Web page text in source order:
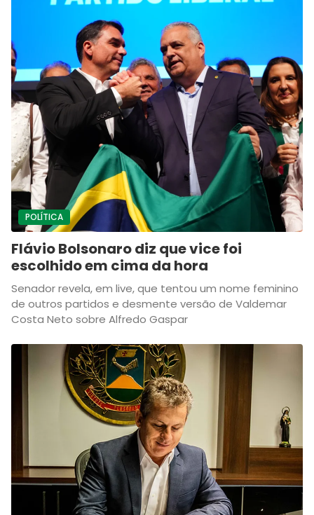
POLÍTICA
Flávio Bolsonaro diz que vice foi
escolhido em cima da hora
Senador revela, em live, que tentou um nome feminino
de outros partidos e desmente versão de Valdemar
Costa Neto sobre Alfredo Gaspar